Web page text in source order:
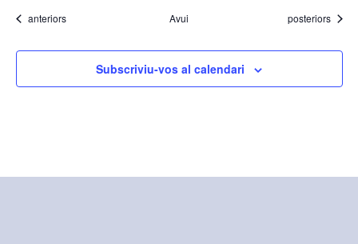
Esdeveniments
anteriors Avui Esdeveniments
posteriors
Subscriviu-vos al calendari